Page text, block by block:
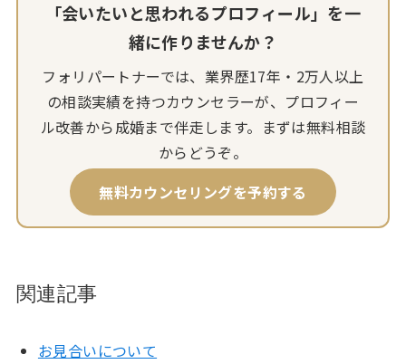
「会いたいと思われるプロフィール」を一
緒に作りませんか？
フォリパートナーでは、業界歴17年・2万人以上
の相談実績を持つカウンセラーが、プロフィー
ル改善から成婚まで伴走します。まずは無料相談
からどうぞ。
無料カウンセリングを予約する
関連記事
お見合いについて